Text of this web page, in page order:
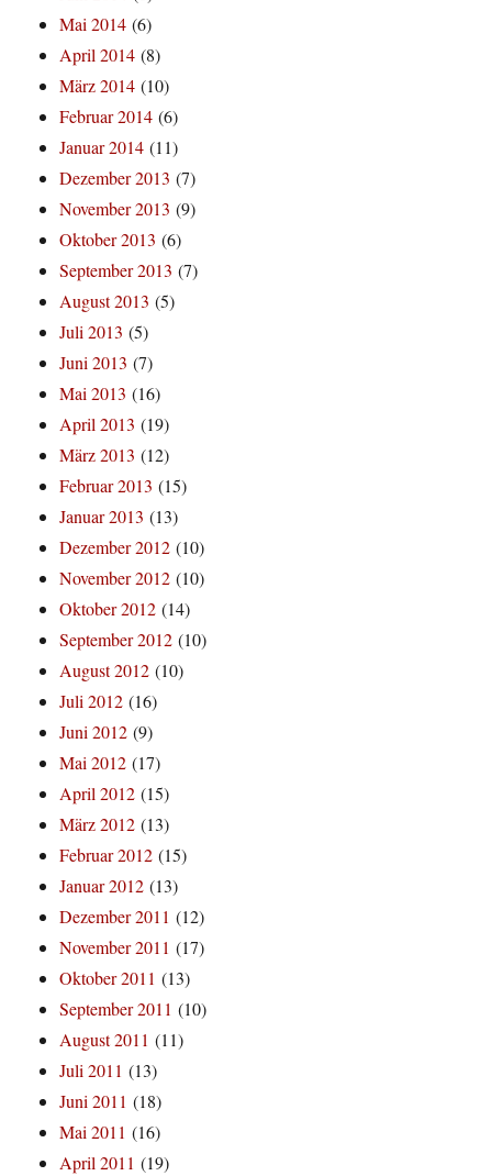
Mai 2014 (6)
April 2014 (8)
März 2014 (10)
Februar 2014 (6)
Januar 2014 (11)
Dezember 2013 (7)
November 2013 (9)
Oktober 2013 (6)
September 2013 (7)
August 2013 (5)
Juli 2013 (5)
Juni 2013 (7)
Mai 2013 (16)
April 2013 (19)
März 2013 (12)
Februar 2013 (15)
Januar 2013 (13)
Dezember 2012 (10)
November 2012 (10)
Oktober 2012 (14)
September 2012 (10)
August 2012 (10)
Juli 2012 (16)
Juni 2012 (9)
Mai 2012 (17)
April 2012 (15)
März 2012 (13)
Februar 2012 (15)
Januar 2012 (13)
Dezember 2011 (12)
November 2011 (17)
Oktober 2011 (13)
September 2011 (10)
August 2011 (11)
Juli 2011 (13)
Juni 2011 (18)
Mai 2011 (16)
April 2011 (19)